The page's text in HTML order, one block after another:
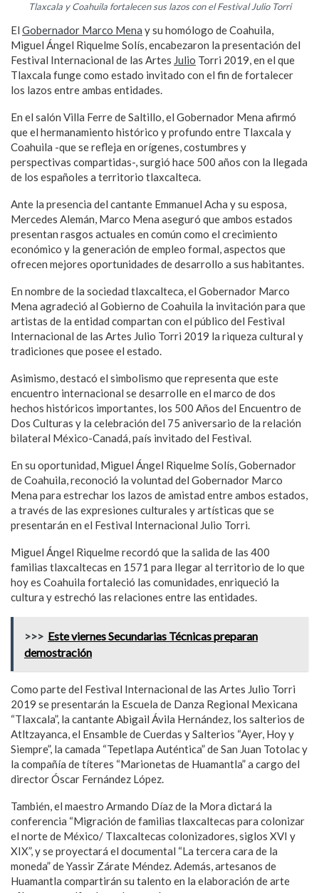
Tlaxcala y Coahuila fortalecen sus lazos con el Festival Julio Torri
El Gobernador Marco Mena y su homólogo de Coahuila,
Miguel Ángel Riquelme Solís, encabezaron la presentación del
Festival Internacional de las Artes Julio Torri 2019, en el que
Tlaxcala funge como estado invitado con el fin de fortalecer
los lazos entre ambas entidades.
En el salón Villa Ferre de Saltillo, el Gobernador Mena afirmó
que el hermanamiento histórico y profundo entre Tlaxcala y
Coahuila -que se refleja en orígenes, costumbres y
perspectivas compartidas-, surgió hace 500 años con la llegada
de los españoles a territorio tlaxcalteca.
Ante la presencia del cantante Emmanuel Acha y su esposa,
Mercedes Alemán, Marco Mena aseguró que ambos estados
presentan rasgos actuales en común como el crecimiento
económico y la generación de empleo formal, aspectos que
ofrecen mejores oportunidades de desarrollo a sus habitantes.
En nombre de la sociedad tlaxcalteca, el Gobernador Marco
Mena agradeció al Gobierno de Coahuila la invitación para que
artistas de la entidad compartan con el público del Festival
Internacional de las Artes Julio Torri 2019 la riqueza cultural y
tradiciones que posee el estado.
Asimismo, destacó el simbolismo que representa que este
encuentro internacional se desarrolle en el marco de dos
hechos históricos importantes, los 500 Años del Encuentro de
Dos Culturas y la celebración del 75 aniversario de la relación
bilateral México-Canadá, país invitado del Festival.
En su oportunidad, Miguel Ángel Riquelme Solís, Gobernador
de Coahuila, reconoció la voluntad del Gobernador Marco
Mena para estrechar los lazos de amistad entre ambos estados,
a través de las expresiones culturales y artísticas que se
presentarán en el Festival Internacional Julio Torri.
Miguel Ángel Riquelme recordó que la salida de las 400
familias tlaxcaltecas en 1571 para llegar al territorio de lo que
hoy es Coahuila fortaleció las comunidades, enriqueció la
cultura y estrechó las relaciones entre las entidades.
>>> Este viernes Secundarias Técnicas preparan
demostración
Como parte del Festival Internacional de las Artes Julio Torri
2019 se presentarán la Escuela de Danza Regional Mexicana
“Tlaxcala”, la cantante Abigail Ávila Hernández, los salterios de
Atltzayanca, el Ensamble de Cuerdas y Salterios “Ayer, Hoy y
Siempre”, la camada “Tepetlapa Auténtica” de San Juan Totolac y
la compañía de títeres “Marionetas de Huamantla” a cargo del
director Óscar Fernández López.
También, el maestro Armando Díaz de la Mora dictará la
conferencia “Migración de familias tlaxcaltecas para colonizar
el norte de México/ Tlaxcaltecas colonizadores, siglos XVI y
XIX”, y se proyectará el documental “La tercera cara de la
moneda” de Yassir Zárate Méndez. Además, artesanos de
Huamantla compartirán su talento en la elaboración de arte